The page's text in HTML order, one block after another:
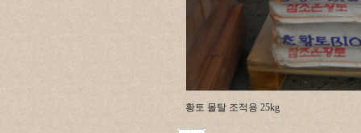
황토 몰탈 조적용 25kg